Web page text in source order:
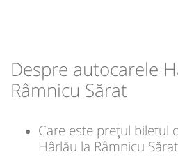
5h15 min
90lei
Despre autocarele
Râmnicu Sărat
Care este prețul biletul
Hârlău la Râmnicu